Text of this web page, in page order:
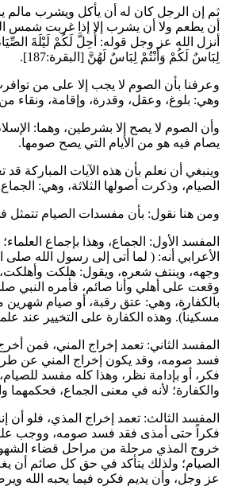
ثم إن الرجل كان له أن يأكل ويشرب مالم
أن يطعم ولا أن يشرب إلا إذا غربت شمس
أنزل الله عز وجل قوله: أُحِلَّ لَكُمْ لَيْلَةَ
لِبَاسٌ لَكُمْ وَأَنْتُمْ لِبَاسٌ لَهُنَّ [البقرة:187].
وعرفنا بأن الصوم لا يجب إلا على من
وهي: بلوغ، وعقل، وقدرة، وإقامة،
وأن الصوم لا يصح إلا بشرطين، وهما:
يصام فيه هو من الأيام التي يصح صومها.
وينبغي أن نعلم بأن هذه الآيات المباركة
الصيام، وذكرت أصولها الثلاثة، وهي:
ومن هنا نقول: بأن مفسدات الصيام تتمثل
المفسد الأول: الجماع، وهذا بإجماع
الأعرابي أنه: ( لما أتى إلى رسول الله
وجهه، وينتف شعره، ويقول: هلكت
وقعت على أهلي وأنا صائم، فأمره النبي
بالكفارة، وهي: عتق رقبة، أو صيام شهرين
مسكيناً). وهذه الكفارة على التخيير عند
المفسد الثاني: تعمد إخراج المني، فمن
فسد صومه، وقد يكون إخراج المني عن
فكر، أو بإدامة نظر، وهذا كله مفسد
والكفارة؛ لأنه في معنى الجماع، فحكمهما
المفسد الثالث: تعمد إخراج المذي، فلو أن
فكراً حتى أمذى فقد فسد صومه، ووجب
خروج المذي مرحلة من مراحل قضاء
الصيام؛ ولذلك يتأكد في حق كل صائم أن
عز وجل، وأن يديم فكره فيما يحبه الله